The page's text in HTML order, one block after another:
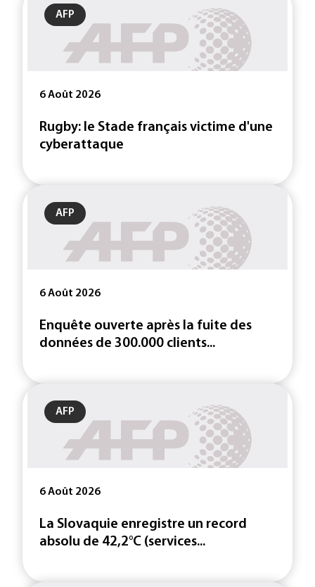
AFP
6 Août 2026
Rugby: le Stade français victime d'une
cyberattaque
AFP
6 Août 2026
Enquête ouverte après la fuite des
données de 300.000 clients...
AFP
6 Août 2026
La Slovaquie enregistre un record
absolu de 42,2°C (services...